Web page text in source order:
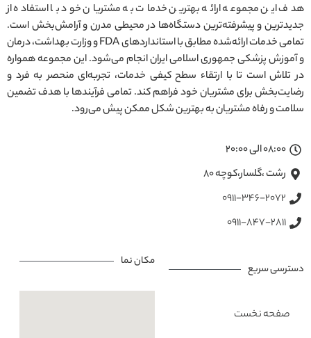
هدف این مجموعه ارائه بهترین خدمات به مشتریان خود با استفاده از
جدیدترین و پیشرفته‌ترین دستگاه‌ها در محیطی مدرن و آرامش‌بخش است.
تمامی خدمات ارائه‌شده مطابق با استانداردهای FDA و وزارت بهداشت، درمان
و آموزش پزشکی جمهوری اسلامی ایران انجام می‌شود. این مجموعه همواره
در تلاش است تا با ارتقاء سطح کیفی خدمات، تجربه‌ای منحصر به فرد و
رضایت‌بخش برای مشتریان خود فراهم کند. تمامی فرآیندها با هدف تضمین
سلامت و رفاه مشتریان به بهترین شکل ممکن پیش می‌رود.
08:00 الی 20:00
رشت ،گلسار،کوچه ۸۰
0911-346-2072
0911-847-2811
دسترسی سریع
صفحه نخست
مکان نما